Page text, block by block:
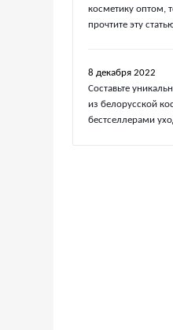
косметику оптом,
прочтите эту
8 декабря 2022
Составьте
из белорусской
бестселлерами